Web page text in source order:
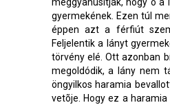
gyermekének. Ezen túl
éppen azt a férfiút
Feljelentik a lányt
törvény elé. Ott azonban
megoldódik, a lány nem
öngyilkos haramia
vetõje. Hogy ez a